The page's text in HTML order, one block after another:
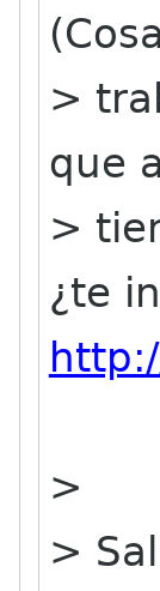
>
que
>
¿te
>
>